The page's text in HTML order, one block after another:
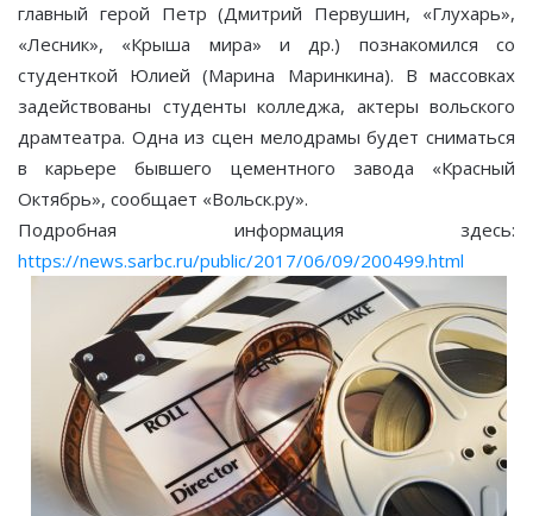
главный герой Петр (Дмитрий Первушин, «Глухарь»,
«Лесник», «Крыша мира» и др.) познакомился со
студенткой Юлией (Марина Маринкина). В массовках
задействованы студенты колледжа, актеры вольского
драмтеатра. Одна из сцен мелодрамы будет сниматься
в карьере бывшего цементного завода «Красный
Октябрь», сообщает «Вольск.ру».
Подробная информация здесь:
https://news.sarbc.ru/public/2017/06/09/200499.html